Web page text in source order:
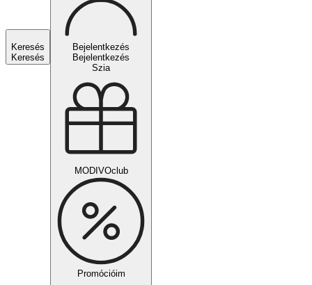
Keresés
Keresés
Bejelentkezés
Bejelentkezés
Szia
MODIVOclub
Promócióim